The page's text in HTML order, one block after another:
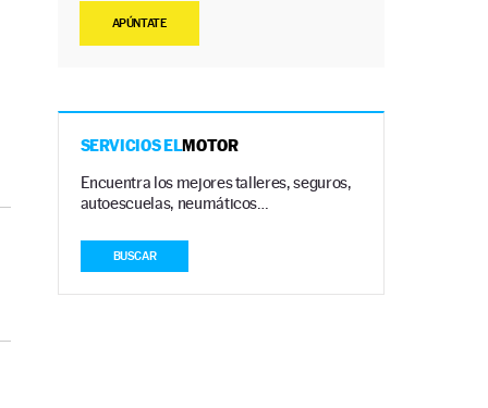
APÚNTATE
SERVICIOS ELMOTOR
Encuentra los mejores talleres, seguros,
autoescuelas, neumáticos…
BUSCAR